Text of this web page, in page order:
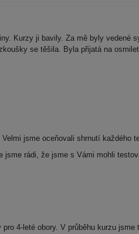
Kurzy ji bavily. Za mě byly
se těšila. Byla přijatá na
jsme oceňovali shrnutí každého
jsme rádi, že jsme s Vámi mohli
4-leté obory. V průběhu kurzu